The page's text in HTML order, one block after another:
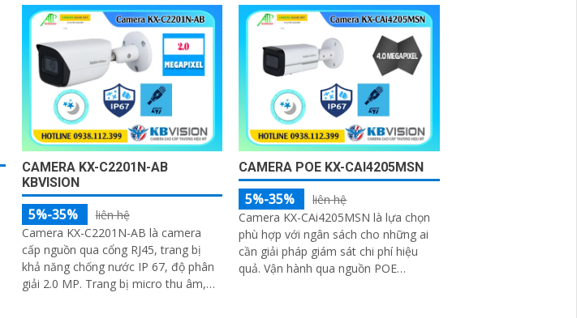
CAMERA KX-C2201N-AB
KBVISION
5%-35%
liên hệ
Camera KX-C2201N-AB là camera
cấp nguồn qua cổng RJ45, trang bị
khả năng chống nước IP 67, độ phân
giải 2.0 MP. Trang bị micro thu âm,
CAMERA POE KX-CAI4205MSN
5%-35%
liên hệ
Camera KX-CAi4205MSN là lựa chọn
phù hợp với ngân sách cho những ai
cần giải pháp giám sát chi phí hiệu
quả. Vận hành qua nguồn POE